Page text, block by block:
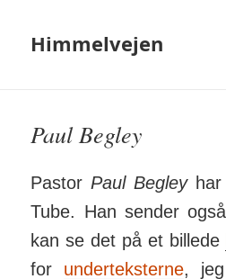
Himmelvejen
Paul Begley
Pastor Paul Begleyhar
Tube. Han sender
kan se det på et billede
for under­teks­terne,